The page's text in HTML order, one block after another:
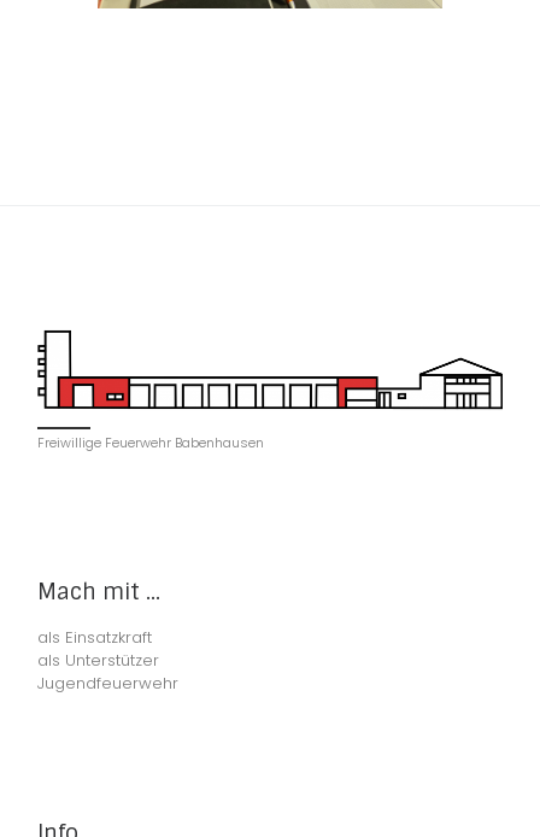
Freiwillige Feuerwehr Babenhausen
Mach mit ...
als Einsatzkraft
als Unterstützer
Jugendfeuerwehr